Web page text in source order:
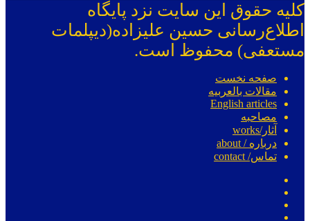
کلیه حقوق این سایت نزد پایگاه
اطلاع‌رسانی حسین علیزاده(دیپلمات
مستعفی) محفوظ است.
صفحه نخست
مقالات بالعربیه
English articles
مصاحبه
آثار/works
درباره / about
تماس/ contact